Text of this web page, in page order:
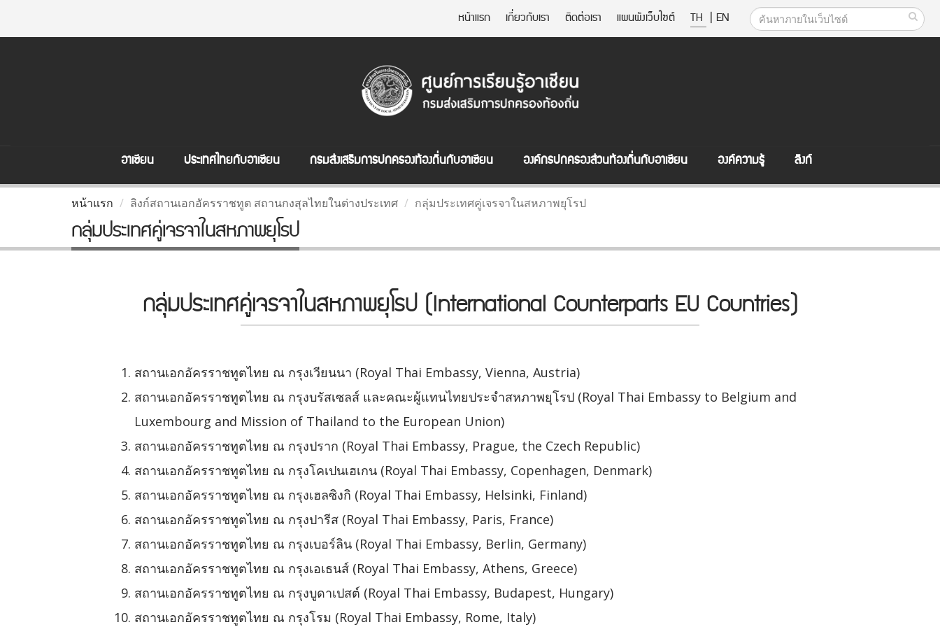
หน้าแรก เกี่ยวกับเรา ติดต่อเรา แผนผังเว็บไซต์ TH | EN
อาเซียน ประเทศไทยกับอาเซียน กรมส่งเสริมการปกครองท้องถิ่นกับอาเซียน องค์กรปกครองส่วนท้องถิ่นกับอาเซียน องค์ความรู้ ลิงก์
หน้าแรก ลิงก์สถานเอกอัครราชทูต สถานกงสุลไทยในต่างประเทศ กลุ่มประเทศคู่เจรจาในสหภาพยุโรป
กลุ่มประเทศคู่เจรจาในสหภาพยุโรป
กลุ่มประเทศคู่เจรจาในสหภาพยุโรป (International Counterparts EU Countries)
สถานเอกอัครราชทูตไทย ณ กรุงเวียนนา (Royal Thai Embassy, Vienna, Austria)
สถานเอกอัครราชทูตไทย ณ กรุงบรัสเซลส์ และคณะผู้แทนไทยประจำสหภาพยุโรป (Royal Thai Embassy to Belgium and
Luxembourg and Mission of Thailand to the European Union)
สถานเอกอัครราชทูตไทย ณ กรุงปราก (Royal Thai Embassy, Prague, the Czech Republic)
สถานเอกอัครราชทูตไทย ณ กรุงโคเปนเฮเกน (Royal Thai Embassy, Copenhagen, Denmark)
สถานเอกอัครราชทูตไทย ณ กรุงเฮลซิงกิ (Royal Thai Embassy, Helsinki, Finland)
สถานเอกอัครราชทูตไทย ณ กรุงปารีส (Royal Thai Embassy, Paris, France)
สถานเอกอัครราชทูตไทย ณ กรุงเบอร์ลิน (Royal Thai Embassy, Berlin, Germany)
สถานเอกอัครราชทูตไทย ณ กรุงเอเธนส์ (Royal Thai Embassy, Athens, Greece)
สถานเอกอัครราชทูตไทย ณ กรุงบูดาเปสต์ (Royal Thai Embassy, Budapest, Hungary)
สถานเอกอัครราชทูตไทย ณ กรุงโรม (Royal Thai Embassy, Rome, Italy)